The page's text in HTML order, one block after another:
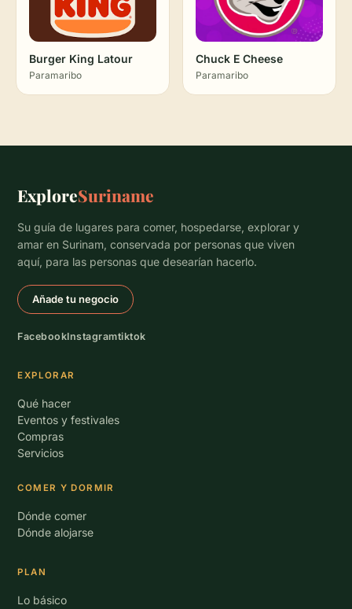
Burger King Latour
Paramaribo
Chuck E Cheese
Paramaribo
ExploreSuriname
Su guía de lugares para comer, hospedarse, explorar y
amar en Surinam, conservada por personas que viven
aquí, para las personas que desearían hacerlo.
Añade tu negocio
FacebookInstagramtiktok
EXPLORAR
Qué hacer
Eventos y festivales
Compras
Servicios
COMER Y DORMIR
Dónde comer
Dónde alojarse
PLAN
Lo básico